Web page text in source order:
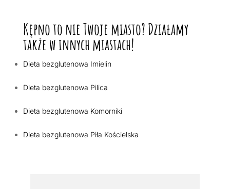
Kępno to nie Twoje miasto? Działamy
także w innych miastach!
Dieta bezglutenowa Imielin
Dieta bezglutenowa Pilica
Dieta bezglutenowa Komorniki
Dieta bezglutenowa Piła Kościelska